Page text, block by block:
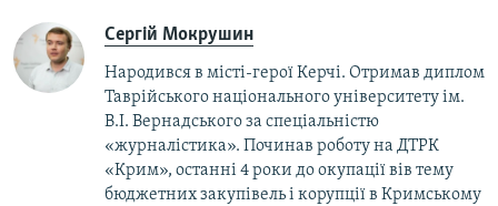
Сергій Мокрушин
Народився в місті-герої Керчі. Отримав диплом
Таврійського національного університету ім.
В.І. Вернадського за спеціальністю
«журналістика». Починав роботу на ДТРК
«Крим», останні 4 роки до окупації вів тему
бюджетних закупівель і корупції в Кримському